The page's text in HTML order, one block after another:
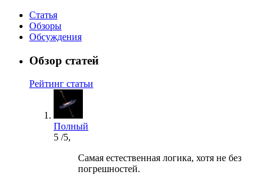
Статья
Обзоры
Обсуждения
Обзор статей
Рейтинг статьи
Полный
5 /5,
Самая естественная логика, хотя не без
погрешностей.